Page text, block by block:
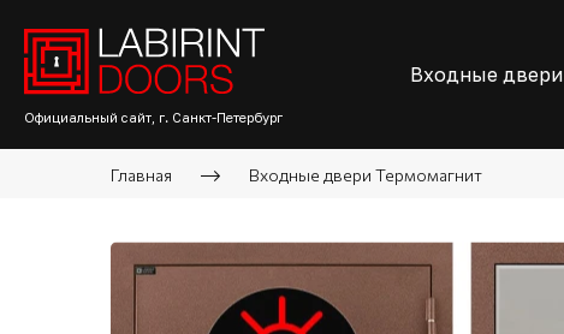
Официальный сайт, г. Санкт-Петербург
Входные двери
Главная Входные двери Термомагнит